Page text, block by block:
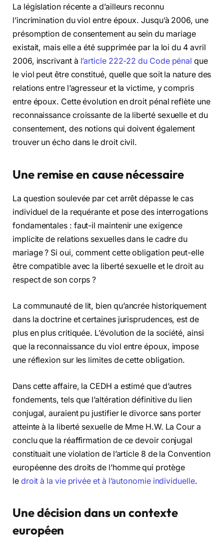
La législation récente a d’ailleurs reconnu
l’incrimination du viol entre époux. Jusqu’à 2006, une
présomption de consentement au sein du mariage
existait, mais elle a été supprimée par la loi du 4 avril
2006, inscrivant à l’article 222-22 du Code pénal que
le viol peut être constitué, quelle que soit la nature des
relations entre l’agresseur et la victime, y compris
entre époux. Cette évolution en droit pénal reflète une
reconnaissance croissante de la liberté sexuelle et du
consentement, des notions qui doivent également
trouver un écho dans le droit civil.
Une remise en cause nécessaire
La question soulevée par cet arrêt dépasse le cas
individuel de la requérante et pose des interrogations
fondamentales : faut-il maintenir une exigence
implicite de relations sexuelles dans le cadre du
mariage ? Si oui, comment cette obligation peut-elle
être compatible avec la liberté sexuelle et le droit au
respect de son corps ?
La communauté de lit, bien qu’ancrée historiquement
dans la doctrine et certaines jurisprudences, est de
plus en plus critiquée. L’évolution de la société, ainsi
que la reconnaissance du viol entre époux, impose
une réflexion sur les limites de cette obligation.
Dans cette affaire, la CEDH a estimé que d’autres
fondements, tels que l’altération définitive du lien
conjugal, auraient pu justifier le divorce sans porter
atteinte à la liberté sexuelle de Mme H.W. La Cour a
conclu que la réaffirmation de ce devoir conjugal
constituait une violation de l’article 8 de la Convention
européenne des droits de l’homme qui protège
le droit à la vie privée et à l’autonomie individuelle.
Une décision dans un contexte
européen